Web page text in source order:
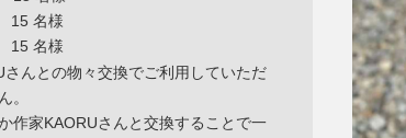
名様
名様
さんとの物々交換でご利用していただ
。
作家KAORUさんと交換することで一